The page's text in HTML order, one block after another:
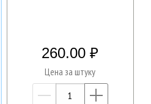
260.00
Цена за штуку
—